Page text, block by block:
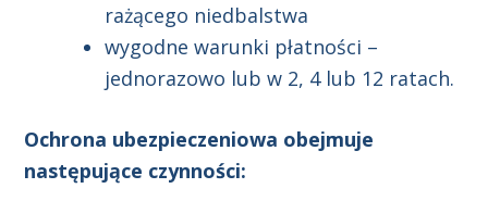
rażącego niedbalstwa
wygodne warunki płatności –
jednorazowo lub w 2, 4 lub 12 ratach.
Ochrona ubezpieczeniowa obejmuje
następujące czynności: